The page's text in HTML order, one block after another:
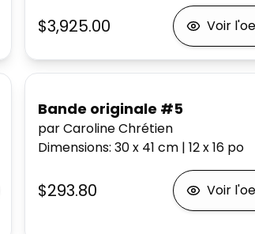
$3,925.00 Voir
Bande originale #5
par Caroline Chrétien
Dimensions: 30 x 41 cm| 12 x 16 po
$293.80 Voir